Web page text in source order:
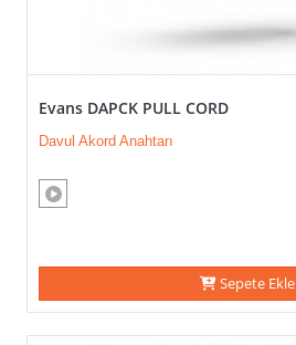
Evans DAPCK PULL CORD
Davul Akord Anahtarı
Sepete Ekle